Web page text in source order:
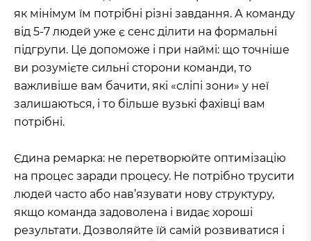
як мінімум їм потрібні різні завдання. А команду
від 5-7 людей уже є сенс ділити на формальні
підгрупи. Це допоможе і при наймі: що точніше
ви розумієте сильні сторони команди, то
важливіше вам бачити, які «сліпі зони» у неї
залишаються, і то більше вузькі фахівці вам
потрібні.
Єдина ремарка: не перетворюйте оптимізацію
на процес заради процесу. Не потрібно трусити
людей часто або нав’язувати нову структуру,
якщо команда задоволена і видає хороші
результати. Дозволяйте їй самій розвиватися і